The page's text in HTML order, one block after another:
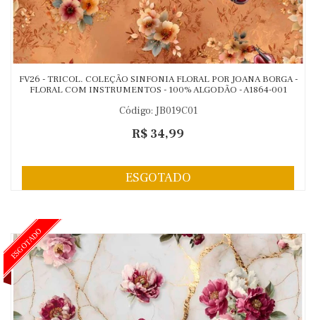
FV26 - TRICOL. COLEÇÃO SINFONIA FLORAL POR JOANA BORGA -
FLORAL COM INSTRUMENTOS - 100% ALGODÃO - A1864-001
Código: JB019C01
R$ 34,99
ESGOTADO
ESGOTADO